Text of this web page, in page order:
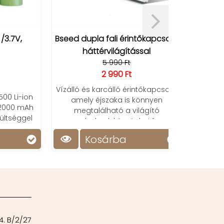
ion
Bseed dupla fali érintőkapcsoló
háttérvilágítással
5 990 Ft
2 990 Ft
Vízálló és karcálló érintőkapcsoló,
amely éjszaka is könnyen
megtalálható a világító
gomboknak köszönhetően.
Kosárba
B/2/27